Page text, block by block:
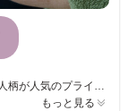
アットホームな雰囲気とエステティシャンの優しい人柄が人気のプライベートサロン♪ 丁寧なカウンセリングで、一人ひとりに合ったメニューを提案いたしますので初めての人も緊張せず安心して施術が受けられます♪ 広々したキッズルームも完備しているので、お子様連れのご来店も大歓迎！ LineStは綺麗になりたいママを応援しています♪ おもちゃも沢山ございますので、お子様も飽きることなくお待ちいただけますよ★ 【付け放題メニューでボリュームアイ◎】 ◆まつ毛エクステつけ放題 60分 ￥5,000◆ お客様の目の形や理想の仕上がりをしっかりとカウンセリングし、魅力的で大きな目元をご提案いたします☆ ナチュラルからゴージャス系まで幅広く対応致しますので お客様の「なりたい」を是非ご相談くださいね♪ 毎日お仕事・家事・育児を頑張っている全ての女性が美しく輝けるよう、全力でお手伝い致します☆ ご来店お待ちしております♪
もっと見る